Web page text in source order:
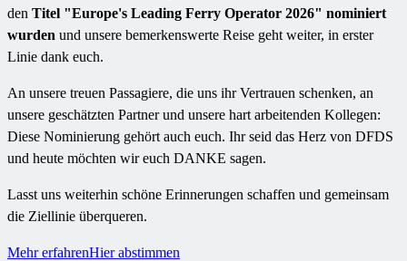
den Titel "Europe's Leading Ferry Operator 2026" nominiert
wurden und unsere bemerkenswerte Reise geht weiter, in erster
Linie dank euch.
An unsere treuen Passagiere, die uns ihr Vertrauen schenken, an
unsere geschätzten Partner und unsere hart arbeitenden Kollegen:
Diese Nominierung gehört auch euch. Ihr seid das Herz von DFDS
und heute möchten wir euch DANKE sagen.
Lasst uns weiterhin schöne Erinnerungen schaffen und gemeinsam
die Ziellinie überqueren.
Mehr erfahrenHier abstimmen